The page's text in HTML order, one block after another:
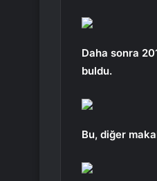
Daha sonra
buldu.
Bu, diğer